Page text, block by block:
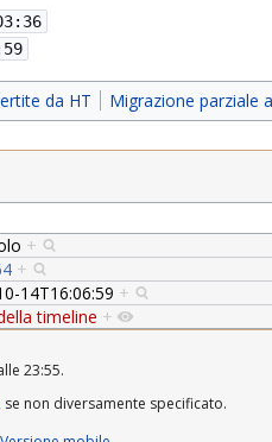
da HT Migrazione parziale
+
+
14T16:06:59 +
timeline +
23:55.
, se non diversamente specificato.